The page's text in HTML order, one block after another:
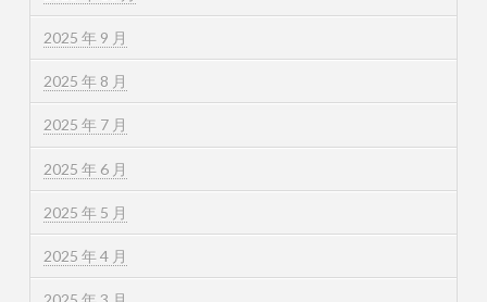
2025 年 9 月
2025 年 8 月
2025 年 7 月
2025 年 6 月
2025 年 5 月
2025 年 4 月